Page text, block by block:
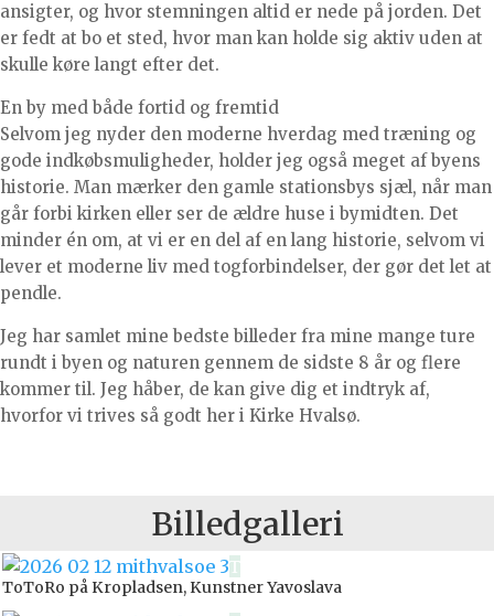
ansigter, og hvor stemningen altid er nede på jorden. Det
er fedt at bo et sted, hvor man kan holde sig aktiv uden at
skulle køre langt efter det.
En by med både fortid og fremtid
Selvom jeg nyder den moderne hverdag med træning og
gode indkøbsmuligheder, holder jeg også meget af byens
historie. Man mærker den gamle stationsbys sjæl, når man
går forbi kirken eller ser de ældre huse i bymidten. Det
minder én om, at vi er en del af en lang historie, selvom vi
lever et moderne liv med togforbindelser, der gør det let at
pendle.
Jeg har samlet mine bedste billeder fra mine mange ture
rundt i byen og naturen gennem de sidste 8 år og flere
kommer til. Jeg håber, de kan give dig et indtryk af,
hvorfor vi trives så godt her i Kirke Hvalsø.
Billedgalleri
ToToRo på Kropladsen, Kunstner Yavoslava